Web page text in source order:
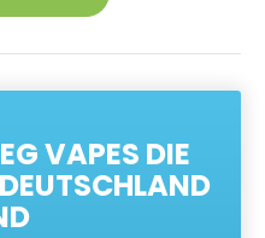
VAPES DIE